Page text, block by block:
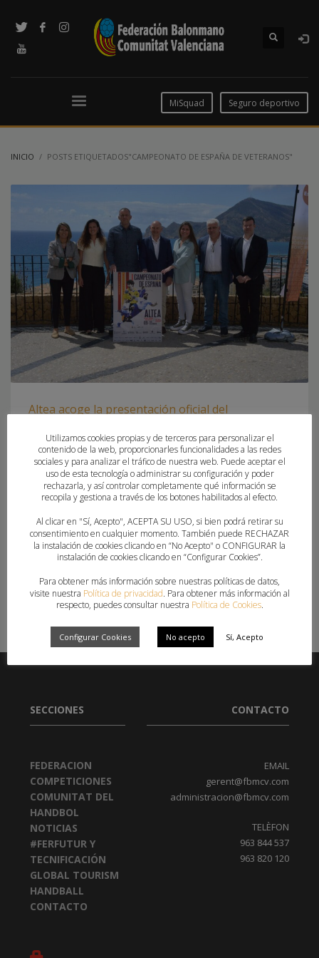
MiSquad Seguro deportivo
INICIO POSTS ETIQUETADOS"CAMPEONATO DE ESPAÑA DE VETERANOS"
Altea acoge la presentación oficial del
Veteranas de Balonmano
MARTES, 29 ABRIL 2025 PORPAU SAIZ
nacional del 9 al 11 de mayo
ETIQUETADO BAJO: CAMPEONATO DE ESPAÑA DE VETERANOS
SECCIONES
FEDERACION
COMPETICIONES
COMUNITAT DEL
HANDBOL
NOTICIAS
#FERFUTUR Y
TECNIFICACIÓN
GLOBAL TOURISM
HANDBALL
CONTACTO
CONTACTO
EMAIL
gerent@fbmcv.com
administracion@fbmcv.com
TELÈFON
963 844 537
963 820 120
Utilizamos cookies propias y de terceros para personalizar el
contenido de la web, proporcionarles funcionalidades a las redes
sociales y para analizar el tráfico de nuestra web. Puede aceptar el
uso de esta tecnología o administrar su configuración y poder
rechazarla, y así controlar completamente qué información se
recopila y gestiona a través de los botones habilitados al efecto.
Al clicar en "Sí, Acepto", ACEPTA SU USO, si bien podrá retirar su
consentimiento en cualquier momento. También puede RECHAZAR
la instalación de cookies clicando en “No Acepto" o CONFIGURAR la
instalación de cookies clicando en “Configurar Cookies”.
Para obtener más información sobre nuestras políticas de datos,
visite nuestra Política de privacidad. Para obtener más información al
respecto, puedes consultar nuestra Política de Cookies.
Configurar Cookies No acepto Sí, Acepto